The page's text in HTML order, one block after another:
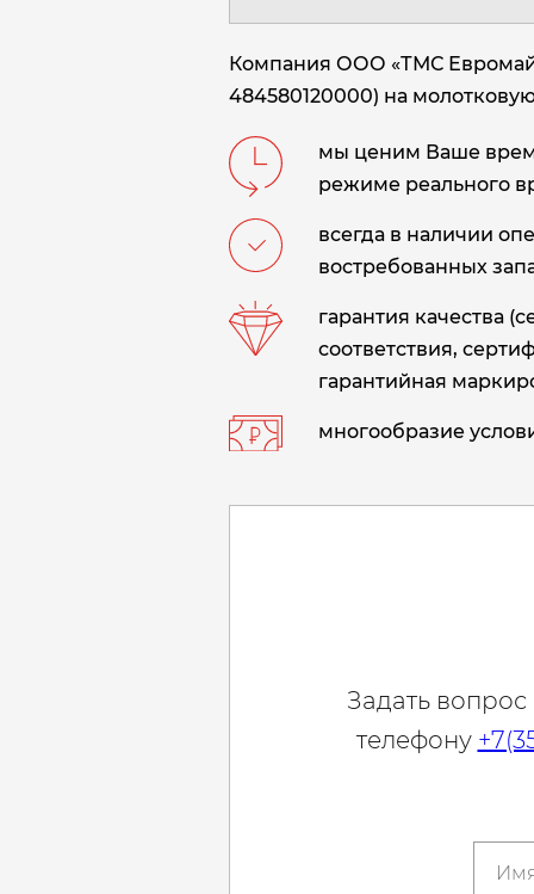
Компания ООО «ТМС
484580120000) на
мы ценим Ваше
режиме реального
всегда в наличии
востребованных
гарантия качества
соответствия,
гарантийная
многообразие
Задать
телефону